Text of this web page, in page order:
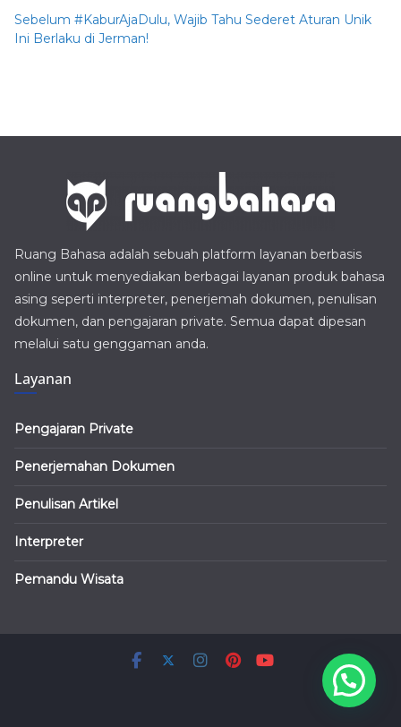
Sebelum #KaburAjaDulu, Wajib Tahu Sederet Aturan Unik
Ini Berlaku di Jerman!
Ruang Bahasa adalah sebuah platform layanan berbasis
online untuk menyediakan berbagai layanan produk bahasa
asing seperti interpreter, penerjemah dokumen, penulisan
dokumen, dan pengajaran private. Semua dapat dipesan
melalui satu genggaman anda.
Layanan
Pengajaran Private
Penerjemahan Dokumen
Penulisan Artikel
Interpreter
Pemandu Wisata
. All rights reserved.
WordPress